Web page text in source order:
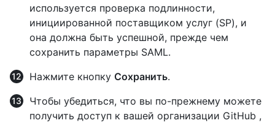
используется проверка подлинности,
инициированной поставщиком услуг (SP), и
она должна быть успешной, прежде чем
сохранить параметры SAML.
Нажмите кнопку Сохранить.
Чтобы убедиться, что вы по-прежнему можете
получить доступ к вашей организации GitHub ,